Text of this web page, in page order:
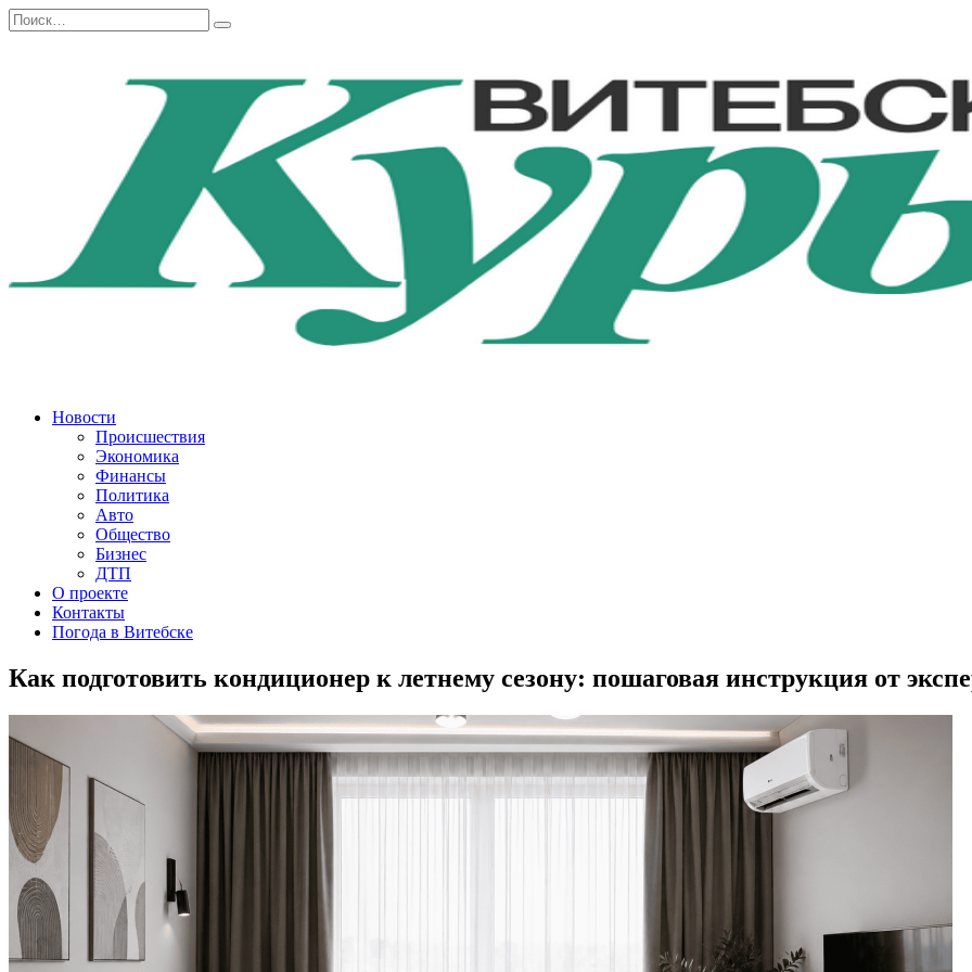
Перейти
к
Search
for:
Новости
Происшествия
Экономика
Финансы
Политика
Авто
Общество
Бизнес
ДТП
О проекте
Контакты
Погода в Витебске
Как подготовить кондиционер к летнему сезону: пошаговая инструкция от